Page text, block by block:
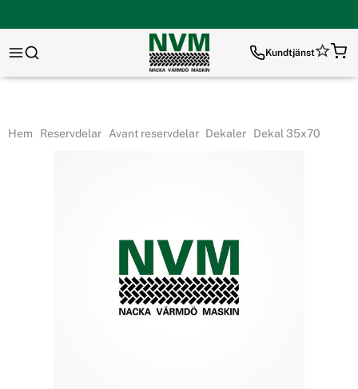
Kundtjänst
Hem Reservdelar Avant reservdelar Dekaler Dekal 35x70